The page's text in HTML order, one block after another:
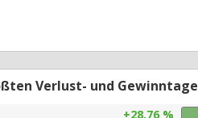
Verlust- und Gewinntage
+28,76 %